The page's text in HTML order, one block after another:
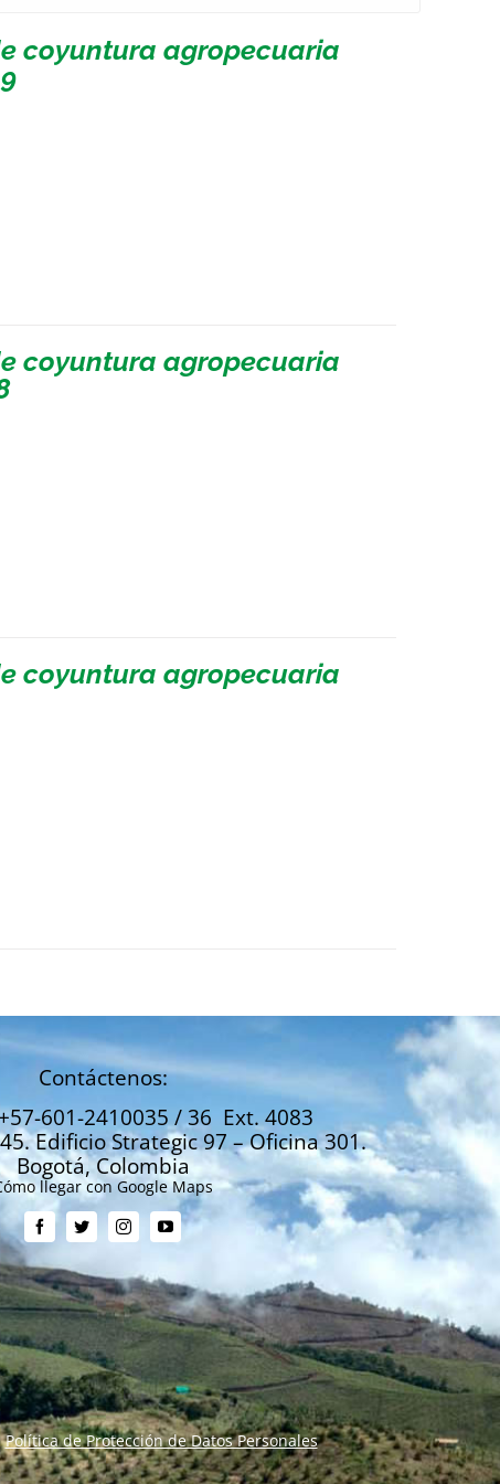
coyuntura agropecuaria
coyuntura agropecuaria
coyuntura agropecuaria
Contáctenos:
601-2410035 / 36 Ext. 4083
Edificio Strategic 97 – Oficina 301.
Bogotá, Colombia
llegar con Google Maps
Política de Protección de Datos Personales